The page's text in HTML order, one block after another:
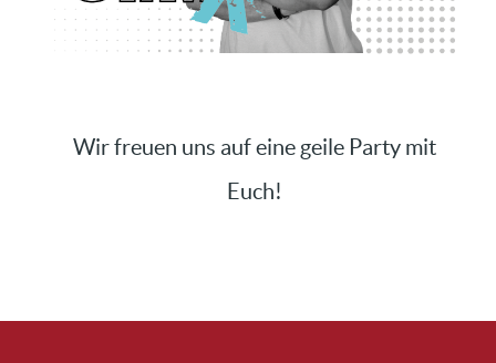
Wir freuen uns auf eine geile Party mit
Euch!